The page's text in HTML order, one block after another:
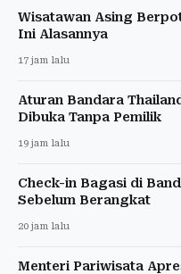
Wisatawan Asing
Ini Alasannya
17 jam lalu
Aturan Bandara
Dibuka Tanpa Pemilik
19 jam lalu
Check-in Bagasi di
Sebelum Berangkat
20 jam lalu
Menteri Pariwisata